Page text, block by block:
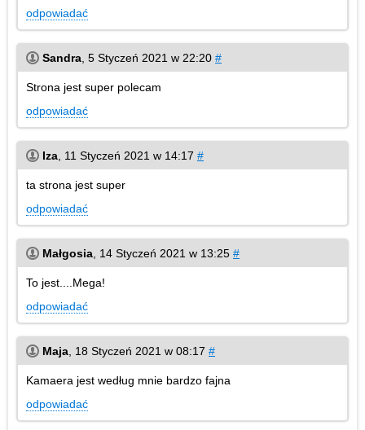
odpowiadać
Sandra 5 Styczeń 2021 w 22:20 #
Strona jest super polecam
odpowiadać
Iza 11 Styczeń 2021 w 14:17 #
ta strona jest super
odpowiadać
Małgosia 14 Styczeń 2021 w 13:25 #
To jest....Mega!
odpowiadać
Maja 18 Styczeń 2021 w 08:17 #
Kamaera jest według mnie bardzo fajna
odpowiadać